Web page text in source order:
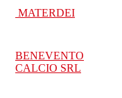
MATERDEI
BENEVENTO
CALCIO SRL